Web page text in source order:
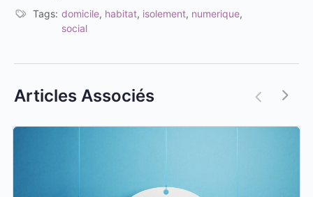
Tags: domicile, habitat, isolement, numerique,
social
Articles Associés